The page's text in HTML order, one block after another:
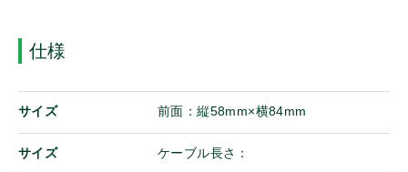
仕様
サイズ 前面：縦58mm×横84mm
サイズ ケーブル長さ：
充電器
ホルダー/ケース
ストラップ